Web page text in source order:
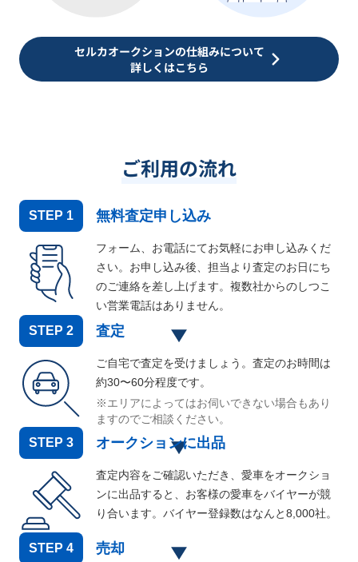
セルカオークションの仕組みについて
詳しくはこちら
ご利用の流れ
STEP 1 無料査定申し込み
フォーム、お電話にてお気軽にお申し込みくだ
さい。お申し込み後、担当より査定のお日にち
のご連絡を差し上げます。複数社からのしつこ
い営業電話はありません。
STEP 2 査定
ご自宅で査定を受けましょう。査定のお時間は
約30〜60分程度です。
※エリアによってはお伺いできない場合もあり
ますのでご相談ください。
STEP 3 オークションに出品
査定内容をご確認いただき、愛車をオークショ
ンに出品すると、お客様の愛車をバイヤーが競
り合います。バイヤー登録数はなんと8,000社。
STEP 4 売却